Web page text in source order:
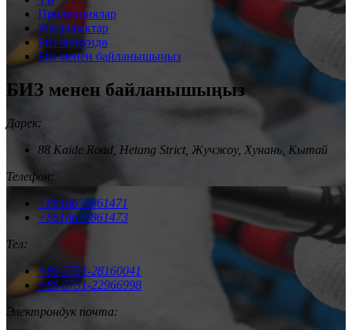
Продукциялар
Жаңылыктар
Биз жөнүндө
Биз менен байланышыңыз
БИЗ менен байланышыңыз
Дарек:
88 Kaide Road, Hetang Strict, Жучжоу, Хунань, Кытай
Телефон:
+8618670861471
+8618670861473
Тел:
+86 0731-28160041
+86 0731-22966998
Электрондук почта: